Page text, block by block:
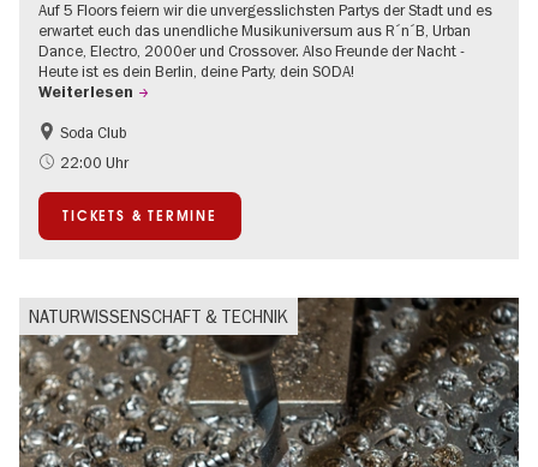
Auf 5 Floors feiern wir die unvergesslichsten Partys der Stadt und es
erwartet euch das unendliche Musikuniversum aus R´n´B, Urban
Dance, Electro, 2000er und Crossover. Also Freunde der Nacht -
Heute ist es dein Berlin, deine Party, dein SODA!
Weiterlesen
Going local Berlin
Soda Club
22:00 Uhr
TICKETS & TERMINE
NATURWISSENSCHAFT & TECHNIK